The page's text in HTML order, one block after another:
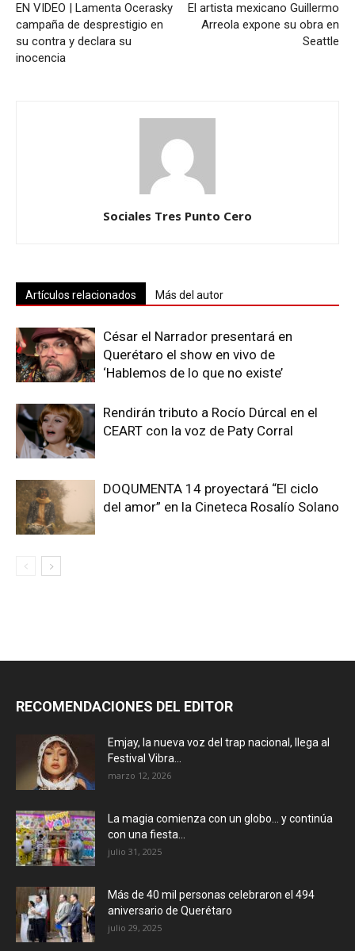
EN VIDEO | Lamenta Ocerasky
campaña de desprestigio en
su contra y declara su
inocencia
El artista mexicano Guillermo
Arreola expone su obra en
Seattle
Sociales Tres Punto Cero
Artículos relacionados Más del autor
César el Narrador presentará en
Querétaro el show en vivo de
‘Hablemos de lo que no existe’
Rendirán tributo a Rocío Dúrcal en el
CEART con la voz de Paty Corral
DOQUMENTA 14 proyectará “El ciclo
del amor” en la Cineteca Rosalío Solano
RECOMENDACIONES DEL EDITOR
Emjay, la nueva voz del trap nacional, llega al
Festival Vibra...
marzo 12, 2026
La magia comienza con un globo… y continúa
con una fiesta...
julio 31, 2025
Más de 40 mil personas celebraron el 494
aniversario de Querétaro
julio 29, 2025